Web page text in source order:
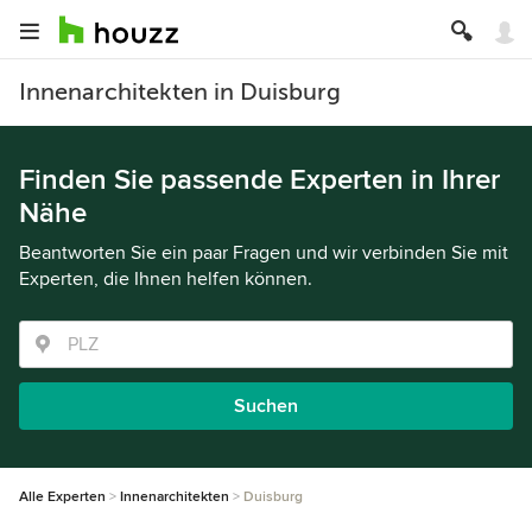
Innenarchitekten in Duisburg
Finden Sie passende Experten in Ihrer
Nähe
Beantworten Sie ein paar Fragen und wir verbinden Sie mit
Experten, die Ihnen helfen können.
Suchen
Alle Experten Innenarchitekten Duisburg